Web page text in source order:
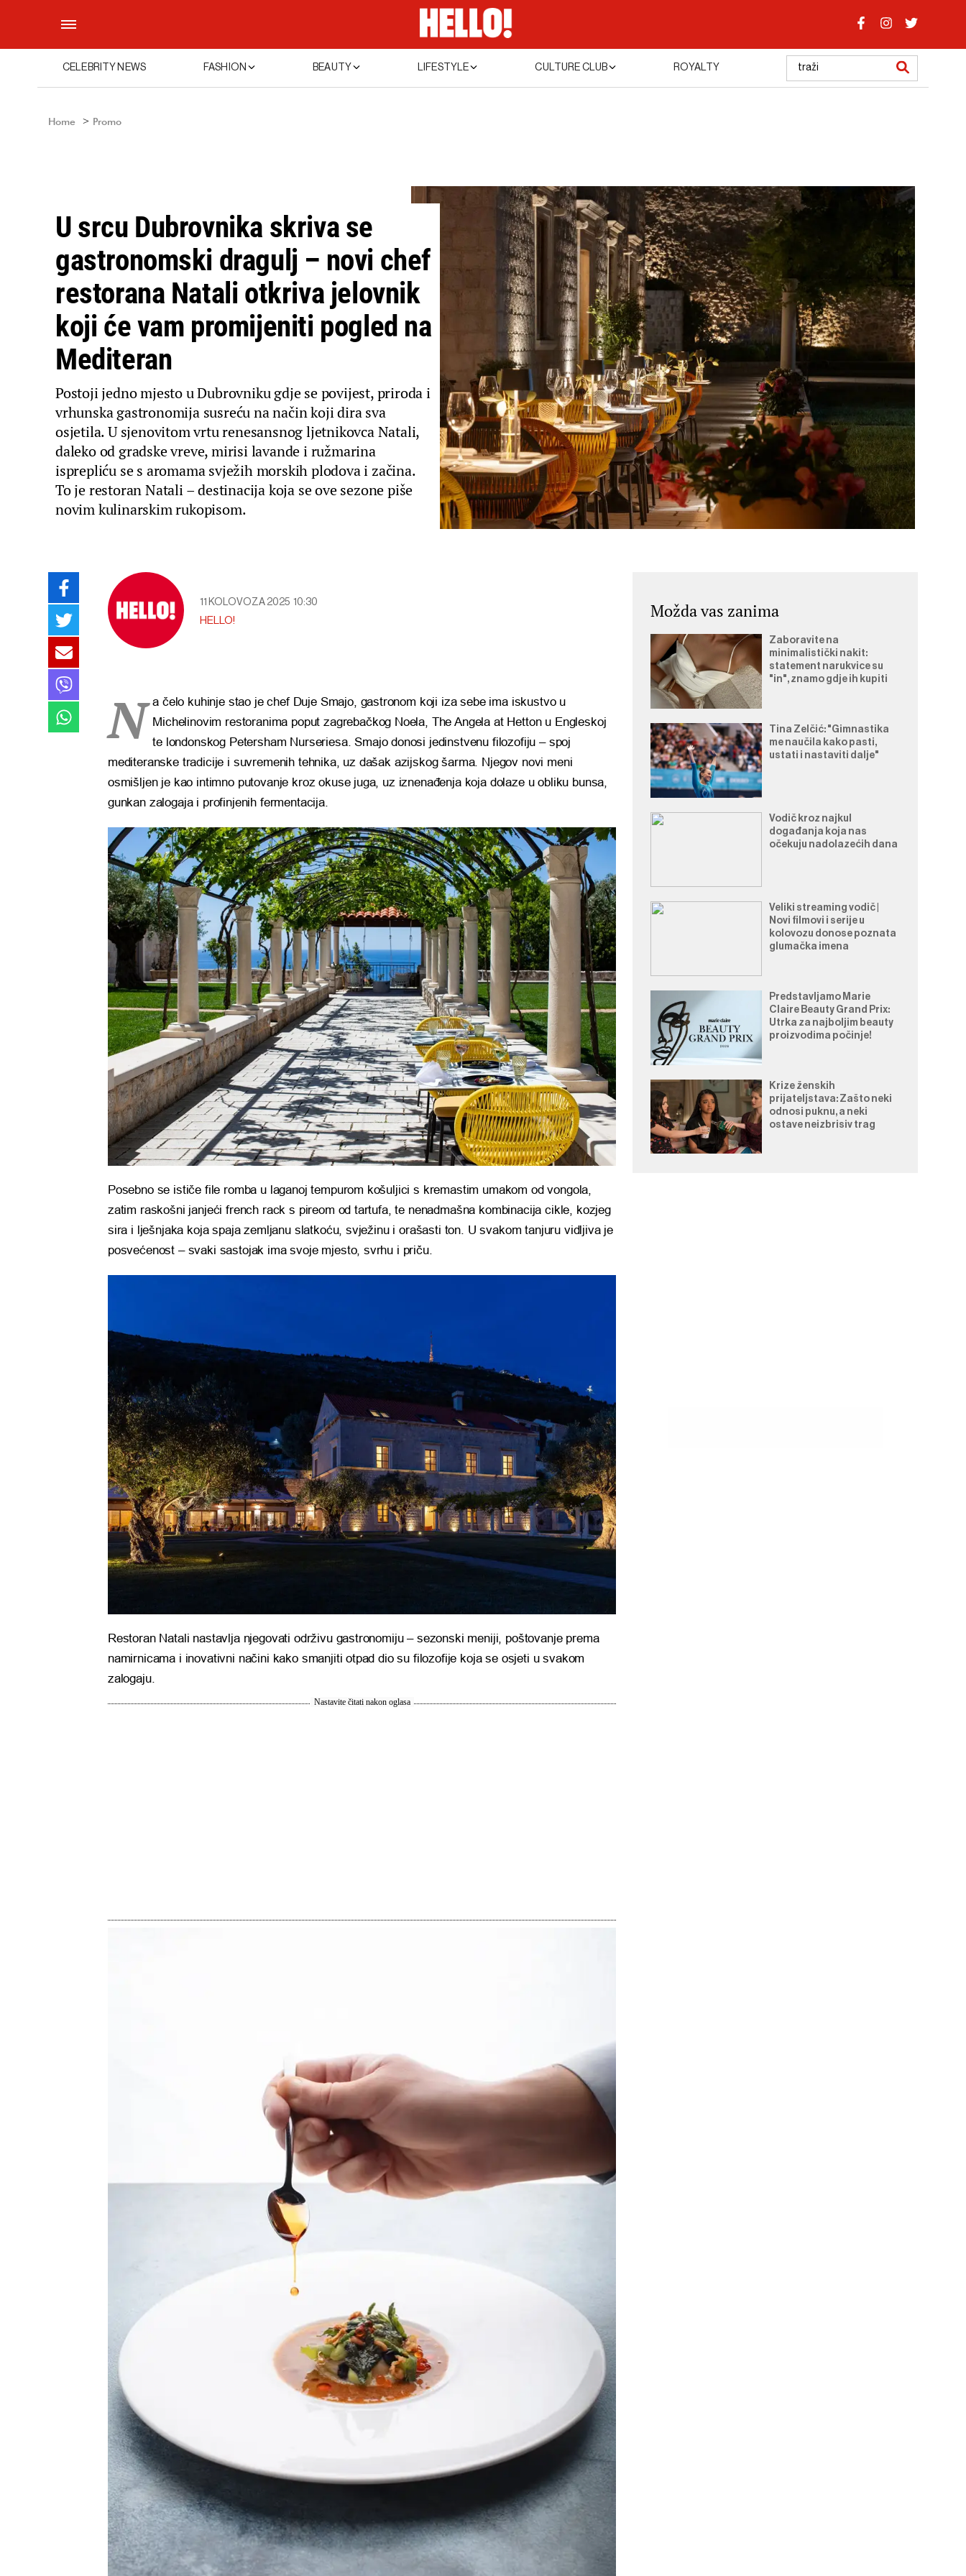
CELEBRITY NEWS FASHION BEAUTY LIFESTYLE CULTURE CLUB ROYALTY
Home Promo
U srcu Dubrovnika skriva se
gastronomski dragulj – novi chef
restorana Natali otkriva jelovnik
koji će vam promijeniti pogled na
Mediteran
Postoji jedno mjesto u Dubrovniku gdje se povijest, priroda i
vrhunska gastronomija susreću na način koji dira sva
osjetila. U sjenovitom vrtu renesansnog ljetnikovca Natali,
daleko od gradske vreve, mirisi lavande i ružmarina
isprepliću se s aromama svježih morskih plodova i začina.
To je restoran Natali – destinacija koja se ove sezone piše
novim kulinarskim rukopisom.
11 KOLOVOZA 2025 10:30
HELLO!
N a čelo kuhinje stao je chef Duje Smajo, gastronom koji iza sebe ima iskustvo u
Michelinovim restoranima poput zagrebačkog Noela, The Angela at Hetton u Engleskoj
te londonskog Petersham Nurseriesa. Smajo donosi jedinstvenu filozofiju – spoj
mediteranske tradicije i suvremenih tehnika, uz dašak azijskog šarma. Njegov novi meni
osmišljen je kao intimno putovanje kroz okuse juga, uz iznenađenja koja dolaze u obliku bunsa,
gunkan zalogaja i profinjenih fermentacija.
Posebno se ističe file romba u laganoj tempurom košuljici s kremastim umakom od vongola,
zatim raskošni janjeći french rack s pireom od tartufa, te nenadmašna kombinacija cikle, kozjeg
sira i lješnjaka koja spaja zemljanu slatkoću, svježinu i orašasti ton. U svakom tanjuru vidljiva je
posvećenost – svaki sastojak ima svoje mjesto, svrhu i priču.
Restoran Natali nastavlja njegovati održivu gastronomiju – sezonski meniji, poštovanje prema
namirnicama i inovativni načini kako smanjiti otpad dio su filozofije koja se osjeti u svakom
zalogaju.
Nastavite čitati nakon oglasa
Možda vas zanima
Zaboravite na
minimalistički nakit:
statement narukvice su
"in", znamo gdje ih kupiti
Tina Zelčić: "Gimnastika
me naučila kako pasti,
ustati i nastaviti dalje"
Vodič kroz najkul
događanja koja nas
očekuju nadolazećih dana
Veliki streaming vodič |
Novi filmovi i serije u
kolovozu donose poznata
glumačka imena
Predstavljamo Marie
Claire Beauty Grand Prix:
Utrka za najboljim beauty
proizvodima počinje!
Krize ženskih
prijateljstava: Zašto neki
odnosi puknu, a neki
ostave neizbrisiv trag